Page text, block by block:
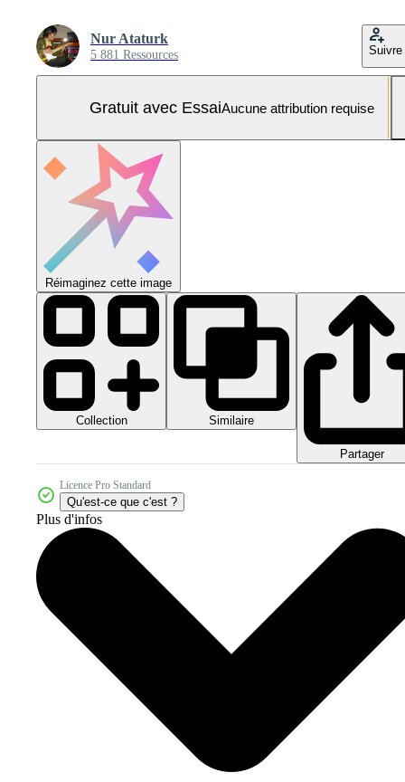
Nur Ataturk
5 881 Ressources Suivre
Gratuit avec EssaiAucune attribution requise
Réimaginez cette image
Collection Similaire
Partager
Licence Pro Standard
Qu'est-ce que c'est ?
Plus d'infos